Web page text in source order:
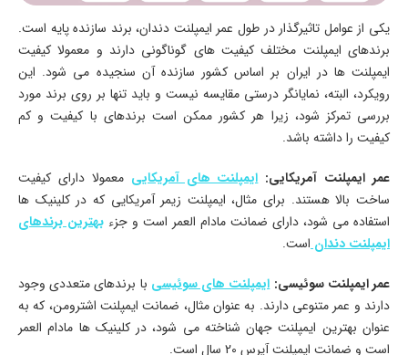
یکی از عوامل تاثیرگذار در طول عمر ایمپلنت دندان، برند سازنده پایه است.
برندهای ایمپلنت مختلف کیفیت ‌های گوناگونی دارند و معمولا کیفیت
ایمپلنت ‌ها در ایران بر اساس کشور سازنده آن سنجیده می‌ شود. این
رویکرد، البته، نمایانگر درستی مقایسه نیست و باید تنها بر روی برند مورد
بررسی تمرکز شود، زیرا هر کشور ممکن است برندهای با کیفیت و کم
‌کیفیت را داشته باشد.
عمر ایمپلنت آمریکایی: ایمپلنت ‌های آمریکایی معمولا دارای کیفیت
ساخت بالا هستند. برای مثال، ایمپلنت زیمر آمریکایی که در کلینیک ها
استفاده می‌ شود، دارای ضمانت مادام ‌العمر است و جزء بهترین برندهای
ایمپلنت دنداناست.
عمر ایمپلنت سوئیسی: ایمپلنت ‌های سوئیسی با برندهای متعددی وجود
دارند و عمر متنوعی دارند. به عنوان مثال، ضمانت ایمپلنت اشترومن، که به
عنوان بهترین ایمپلنت جهان شناخته می ‌شود، در کلینیک ها مادام ‌العمر
است و ضمانت ایمپلنت آیرس 20 سال است.